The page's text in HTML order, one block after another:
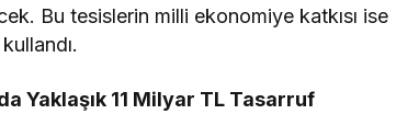
Bu tesislerin milli ekonomiye katkısı ise
Yaklaşık 11 Milyar TL Tasarruf